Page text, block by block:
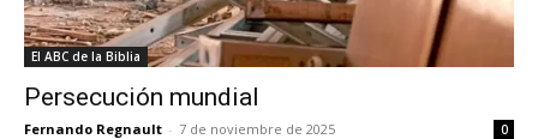
El ABC de la Biblia
Persecución mundial
Fernando Regnault - 7 de noviembre de 2025 0